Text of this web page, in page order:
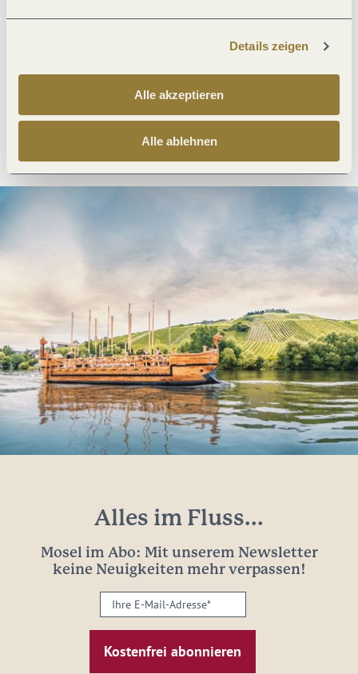
Details zeigen
Alle akzeptieren
Alle ablehnen
Anreise planen
Alles im Fluss...
Mosel im Abo: Mit unserem Newsletter
keine Neuigkeiten mehr verpassen!
Ihre
E-
Mail-
Adresse: